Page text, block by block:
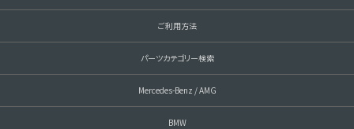
ご利用方法
パーツカテゴリー検索
Mercedes-Benz / AMG
BMW